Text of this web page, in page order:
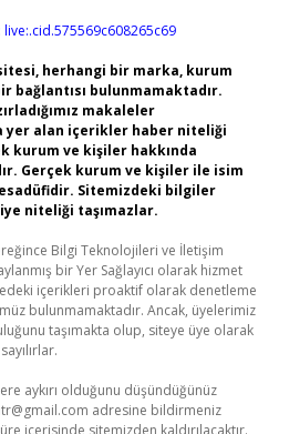
live:.cid.575569c608265c69
herhangi bir marka, kurum
bağlantısı bulunmamaktadır.
makaleler
yer alan içerikler haber niteliği
kurum ve kişiler hakkında
Gerçek kurum ve kişiler ile isim
Sitemizdeki bilgiler
niteliği taşımazlar.
Bilgi Teknolojileri ve İletişim
bir Yer Sağlayıcı olarak hizmet
içerikleri proaktif olarak denetleme
bulunmamaktadır. Ancak, üyelerimiz
taşımakta olup, siteye üye olarak
aykırı olduğunu düşündüğünüz
adresine bildirmeniz
içerisinde sitemizden kaldırılacaktır.